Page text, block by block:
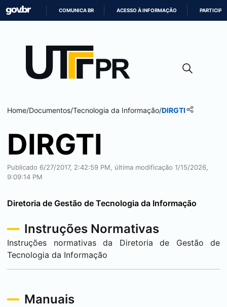
CONTEÚDO
COMUNICA BR ACESSO À INFORMAÇÃO PARTICIPE
Home/Documentos/Tecnologia da Informação/DIRGTI
DIRGTI
Publicado 6/27/2017, 2:42:59 PM, última modificação 1/15/2026,
9:09:14 PM
Diretoria de Gestão de Tecnologia da Informação
Instruções Normativas
Instruções normativas da Diretoria de Gestão de
Tecnologia da Informação
Manuais